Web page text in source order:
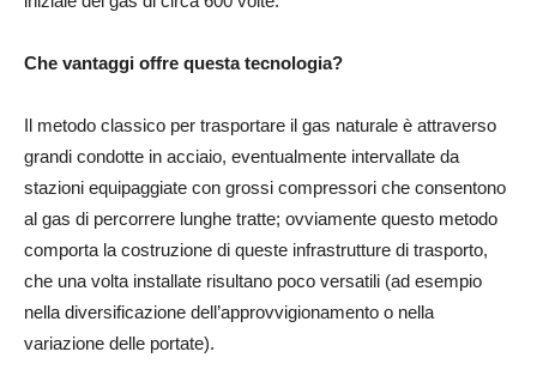
Che vantaggi offre questa tecnologia?
Il metodo classico per trasportare il gas naturale è attraverso
grandi condotte in acciaio, eventualmente intervallate da
stazioni equipaggiate con grossi compressori che consentono
al gas di percorrere lunghe tratte; ovviamente questo metodo
comporta la costruzione di queste infrastrutture di trasporto,
che una volta installate risultano poco versatili (ad esempio
nella diversificazione dell’approvvigionamento o nella
variazione delle portate).